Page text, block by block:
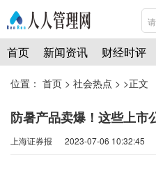
首页 新闻资讯 财经时评
位置： 首页 > 社会热点 > >正文
防暑产品卖爆！这些上市
上海证券报 2023-07-06 10:32:45